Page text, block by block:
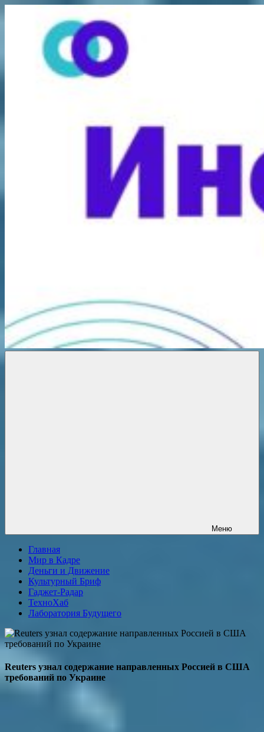
содержимому
Меню
Главная
Мир в Кадре
Деньги и Движение
Культурный Бриф
Гаджет-Радар
ТехноХаб
Лаборатория Будущего
Reuters узнал содержание направленных Россией в США
требований по Украине